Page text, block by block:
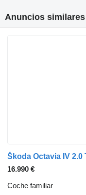
Anuncios similares
Škoda Octavia IV 2.0
16.990 €
Coche familiar